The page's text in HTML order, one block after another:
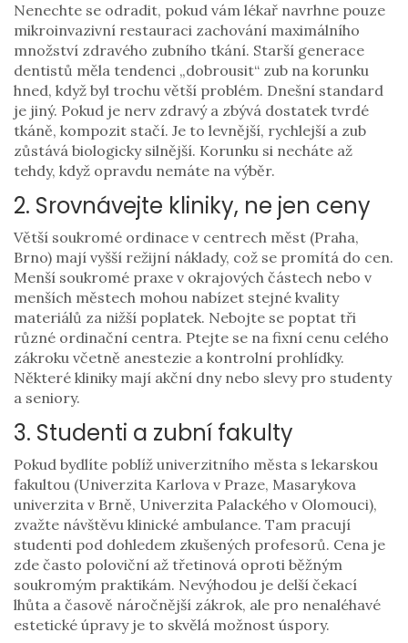
Nenechte se odradit, pokud vám lékař navrhne pouze
mikroinvazivní restauraci zachování maximálního
množství zdravého zubního tkání. Starší generace
dentistů měla tendenci „dobrousit“ zub na korunku
hned, když byl trochu větší problém. Dnešní standard
je jiný. Pokud je nerv zdravý a zbývá dostatek tvrdé
tkáně, kompozit stačí. Je to levnější, rychlejší a zub
zůstává biologicky silnější. Korunku si necháte až
tehdy, když opravdu nemáte na výběr.
2. Srovnávejte kliniky, ne jen ceny
Větší soukromé ordinace v centrech měst (Praha,
Brno) mají vyšší režijní náklady, což se promítá do cen.
Menší soukromé praxe v okrajových částech nebo v
menších městech mohou nabízet stejné kvality
materiálů za nižší poplatek. Nebojte se poptat tři
různé ordinační centra. Ptejte se na fixní cenu celého
zákroku včetně anestezie a kontrolní prohlídky.
Některé kliniky mají akční dny nebo slevy pro studenty
a seniory.
3. Studenti a zubní fakulty
Pokud bydlíte poblíž univerzitního města s lekarskou
fakultou (Univerzita Karlova v Praze, Masarykova
univerzita v Brně, Univerzita Palackého v Olomouci),
zvažte návštěvu klinické ambulance. Tam pracují
studenti pod dohledem zkušených profesorů. Cena je
zde často poloviční až třetinová oproti běžným
soukromým praktikám. Nevýhodou je delší čekací
lhůta a časově náročnější zákrok, ale pro nenaléhavé
estetické úpravy je to skvělá možnost úspory.